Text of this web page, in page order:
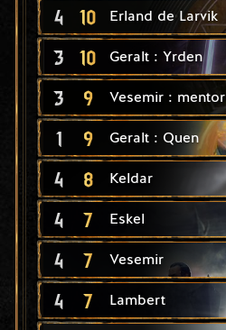
4 10 Erland de Larvik
3 10 Geralt : Yrden
3 9 Vesemir : mentor
1 9 Geralt : Quen
4 8 Keldar
4 7 Eskel
4 7 Vesemir
4 7 Lambert